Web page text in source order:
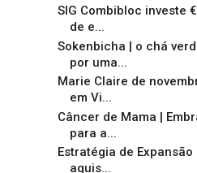
SIG Combibloc investe
de e...
Sokenbicha | o chá
por uma...
Marie Claire de
em Vi...
Câncer de Mama |
para a...
Estratégia de
aquis...